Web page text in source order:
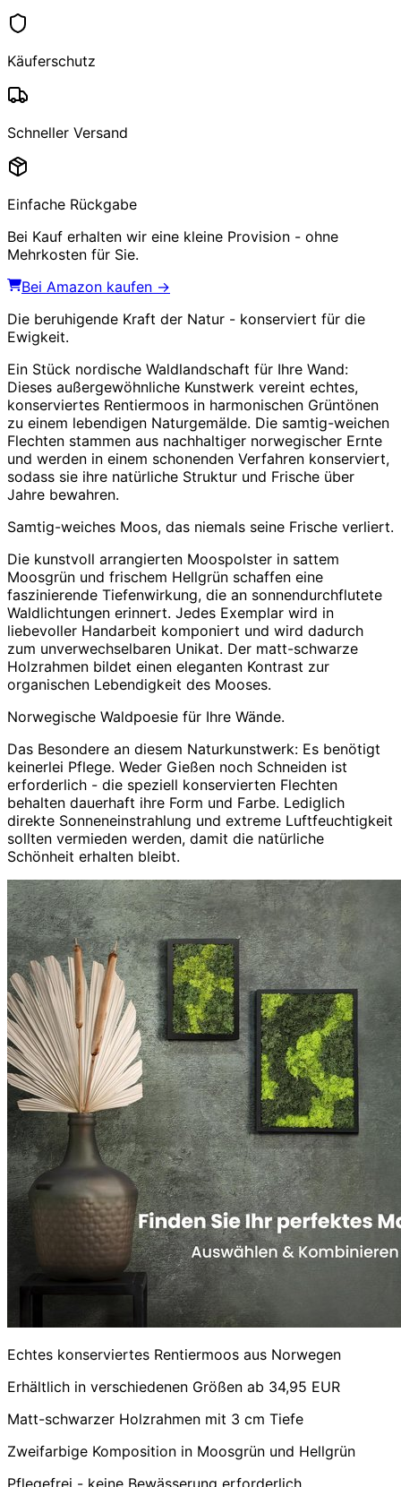
Käuferschutz
Schneller Versand
Einfache Rückgabe
Bei Kauf erhalten wir eine kleine Provision - ohne
Mehrkosten für Sie.
Bei Amazon kaufen →
Die beruhigende Kraft der Natur - konserviert für die
Ewigkeit.
Ein Stück nordische Waldlandschaft für Ihre Wand:
Dieses außergewöhnliche Kunstwerk vereint echtes,
konserviertes Rentiermoos in harmonischen Grüntönen
zu einem lebendigen Naturgemälde. Die samtig-weichen
Flechten stammen aus nachhaltiger norwegischer Ernte
und werden in einem schonenden Verfahren konserviert,
sodass sie ihre natürliche Struktur und Frische über
Jahre bewahren.
Samtig-weiches Moos, das niemals seine Frische verliert.
Die kunstvoll arrangierten Moospolster in sattem
Moosgrün und frischem Hellgrün schaffen eine
faszinierende Tiefenwirkung, die an sonnendurchflutete
Waldlichtungen erinnert. Jedes Exemplar wird in
liebevoller Handarbeit komponiert und wird dadurch
zum unverwechselbaren Unikat. Der matt-schwarze
Holzrahmen bildet einen eleganten Kontrast zur
organischen Lebendigkeit des Mooses.
Norwegische Waldpoesie für Ihre Wände.
Das Besondere an diesem Naturkunstwerk: Es benötigt
keinerlei Pflege. Weder Gießen noch Schneiden ist
erforderlich - die speziell konservierten Flechten
behalten dauerhaft ihre Form und Farbe. Lediglich
direkte Sonneneinstrahlung und extreme Luftfeuchtigkeit
sollten vermieden werden, damit die natürliche
Schönheit erhalten bleibt.
Echtes konserviertes Rentiermoos aus Norwegen
Erhältlich in verschiedenen Größen ab 34,95 EUR
Matt-schwarzer Holzrahmen mit 3 cm Tiefe
Zweifarbige Komposition in Moosgrün und Hellgrün